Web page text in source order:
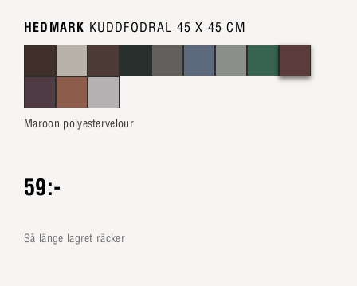
HEDMARK KUDDFODRAL 45 X 45 CM
Maroon polyestervelour
59:-
så länge lagret räcker